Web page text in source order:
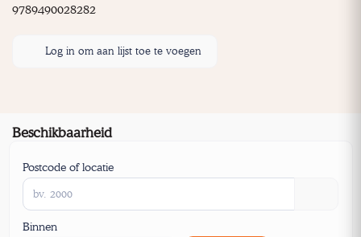
9789490028282
Log in om aan lijst toe te voegen
Beschikbaarheid
Postcode of locatie
Binnen